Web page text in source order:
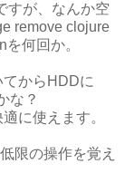
すが、なんか空
remove clojure
何回か。
からHDDに
な？
に使えます。
限の操作を覚え